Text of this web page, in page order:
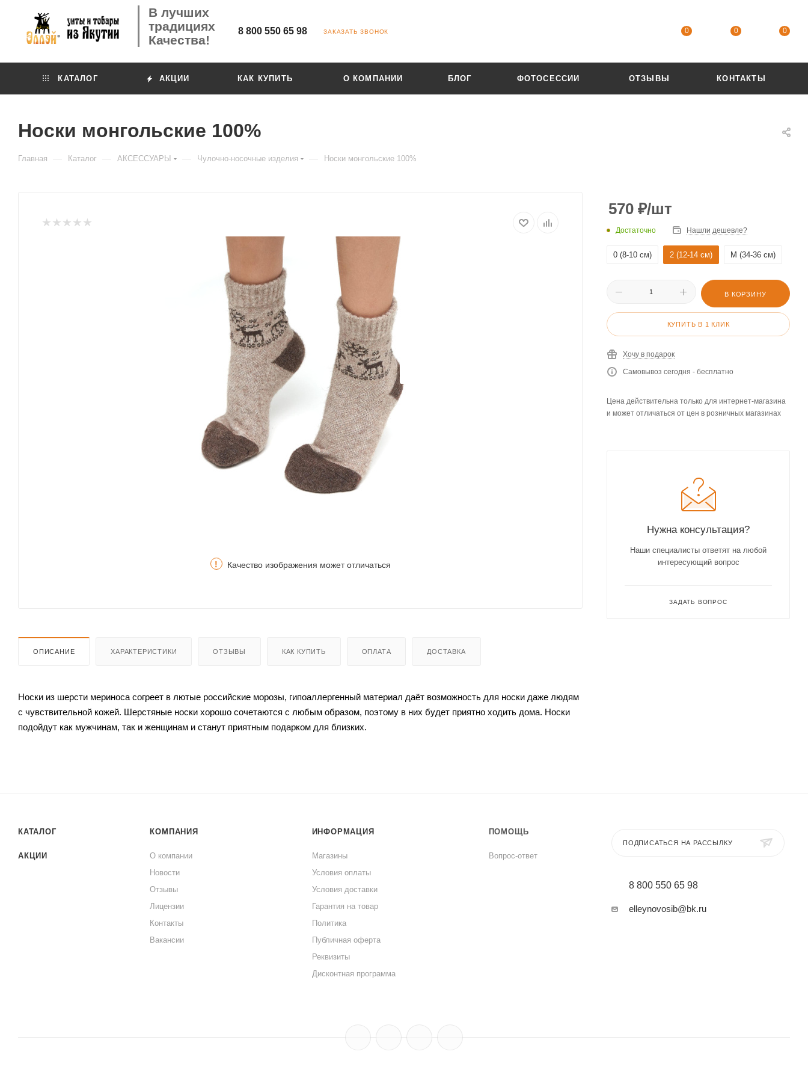
В лучших
традициях
Качества!
8 800 550 65 98 ЗАКАЗАТЬ ЗВОНОК 0 0 0
КАТАЛОГ АКЦИИ КАК КУПИТЬ О КОМПАНИИ БЛОГ ФОТОСЕССИИ ОТЗЫВЫ КОНТАКТЫ
Носки монгольские 100%
Главная — Каталог — АКСЕССУАРЫ — Чулочно-носочные изделия — Носки монгольские 100%
! Качество изображения может отличаться
ОПИСАНИЕ ХАРАКТЕРИСТИКИ ОТЗЫВЫ КАК КУПИТЬ ОПЛАТА ДОСТАВКА
Носки из шерсти мериноса согреет в лютые российские морозы, гипоаллергенный материал даёт возможность для носки даже людям
с чувствительной кожей. Шерстяные носки хорошо сочетаются с любым образом, поэтому в них будет приятно ходить дома. Носки
подойдут как мужчинам, так и женщинам и станут приятным подарком для близких.
570 ₽/шт
Достаточно Нашли дешевле?
0 (8-10 см) 2 (12-14 см) M (34-36 см)
В КОРЗИНУ
КУПИТЬ В 1 КЛИК
Хочу в подарок
Самовывоз сегодня - бесплатно
Цена действительна только для интернет-магазина
и может отличаться от цен в розничных магазинах
Нужна консультация?
Наши специалисты ответят на любой
интересующий вопрос
ЗАДАТЬ ВОПРОС
КАТАЛОГ
АКЦИИ
КОМПАНИЯ
О компании
Новости
Отзывы
Лицензии
Контакты
Вакансии
ИНФОРМАЦИЯ
Магазины
Условия оплаты
Условия доставки
Гарантия на товар
Политика
Публичная оферта
Реквизиты
Дисконтная программа
ПОМОЩЬ
Вопрос-ответ
ПОДПИСАТЬСЯ НА РАССЫЛКУ
8 800 550 65 98
elleynovosib@bk.ru